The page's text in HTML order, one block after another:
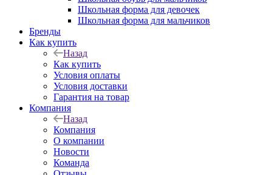
Школьная форма для девочек
Школьная форма для мальчиков
Бренды
Как купить
Назад
Как купить
Условия оплаты
Условия доставки
Гарантия на товар
Компания
Назад
Компания
О компании
Новости
Команда